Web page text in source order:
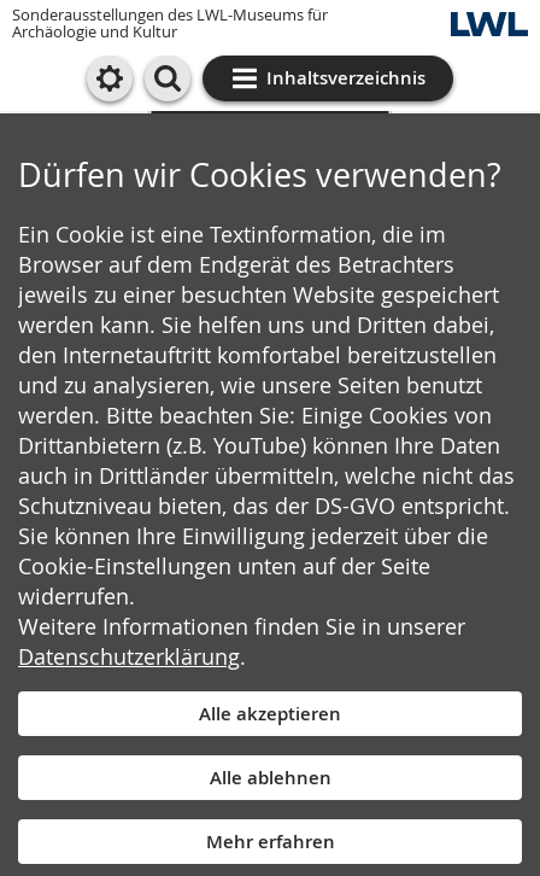
Sonderausstellungen des LWL-Museums für
Archäologie und Kultur
Inhaltsverzeichnis
Cookie-Einstellungen
Dürfen wir Cookies verwenden?
Ein Cookie ist eine Textinformation, die im
Browser auf dem Endgerät des Betrachters
jeweils zu einer besuchten Website gespeichert
werden kann. Sie helfen uns und Dritten dabei,
den Internetauftritt komfortabel bereitzustellen
und zu analysieren, wie unsere Seiten benutzt
werden. Bitte beachten Sie: Einige Cookies von
Drittanbietern (z.B. YouTube) können Ihre Daten
auch in Drittländer übermitteln, welche nicht das
Schutzniveau bieten, das der DS-GVO entspricht.
Sie können Ihre Einwilligung jederzeit über die
Cookie-Einstellungen unten auf der Seite
widerrufen.
Weitere Informationen finden Sie in unserer
Datenschutzerklärung.
Alle akzeptieren
Alle ablehnen
Mehr erfahren